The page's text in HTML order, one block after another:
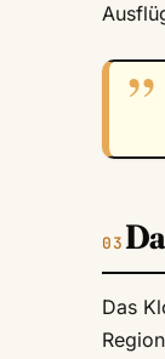
Das